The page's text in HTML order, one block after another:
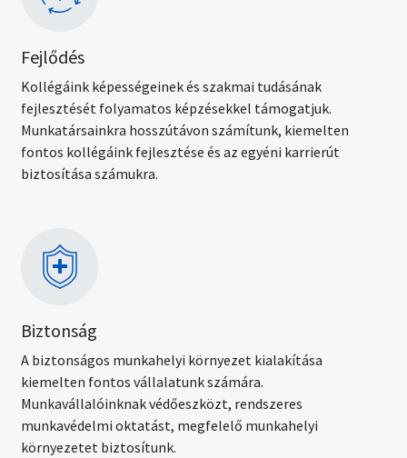
Fejlődés
Kollégáink képességeinek és szakmai tudásának
fejlesztését folyamatos képzésekkel támogatjuk.
Munkatársainkra hosszútávon számítunk, kiemelten
fontos kollégáink fejlesztése és az egyéni karrierút
biztosítása számukra.
Biztonság
A biztonságos munkahelyi környezet kialakítása
kiemelten fontos vállalatunk számára.
Munkavállalóinknak védőeszközt, rendszeres
munkavédelmi oktatást, megfelelő munkahelyi
környezetet biztosítunk.